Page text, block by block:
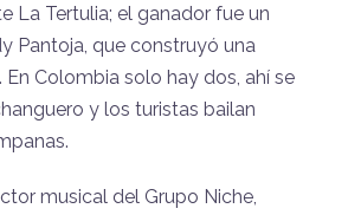
La Tertulia; el ganador fue un
Pantoja, que construyó una
En Colombia solo hay dos, ahí se
y los turistas bailan
musical del Grupo Niche,